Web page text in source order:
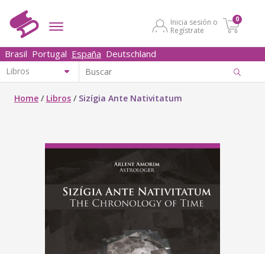
Inicia sesión o
Regístrate
0
Brasil Portugal España Deutschland
Home / Libros / Sizígia Ante Nativitatum